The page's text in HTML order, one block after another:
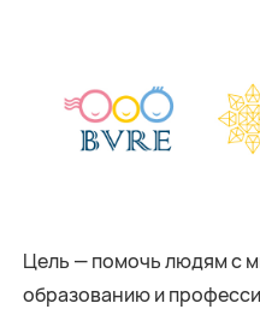
Цель — помочь людям с
образованию и